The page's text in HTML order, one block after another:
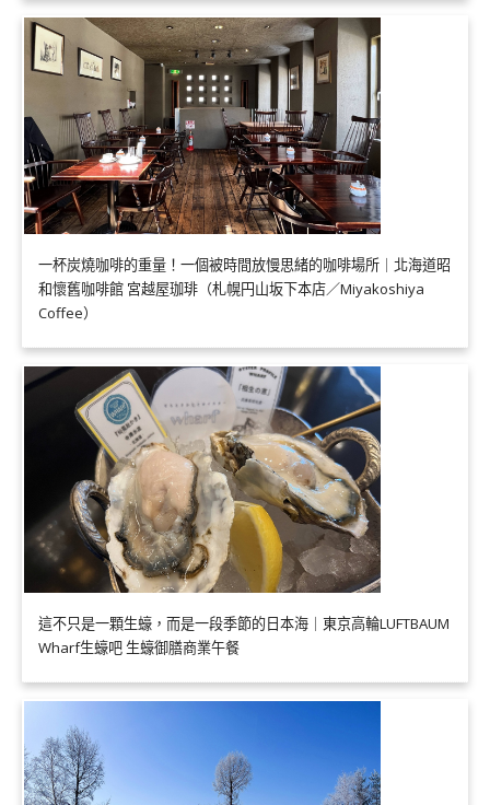
一杯炭燒咖啡的重量！一個被時間放慢思緒的咖啡場所｜北海道昭
和懷舊咖啡館 宮越屋珈琲（札幌円山坂下本店／Miyakoshiya
Coffee）
這不只是一顆生蠔，而是一段季節的日本海｜東京高輪LUFTBAUM
Wharf生蠔吧 生蠔御膳商業午餐